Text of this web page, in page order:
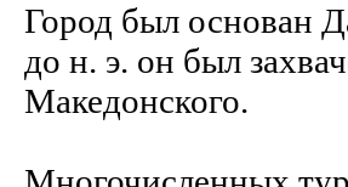
Город был основан
до н. э. он был
Македонского.